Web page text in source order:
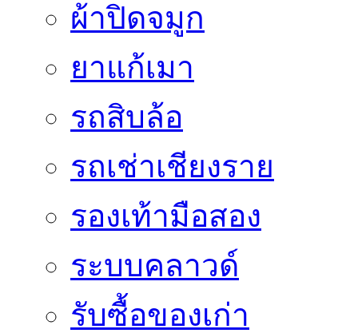
ผ้าปิดจมูก
ยาแก้เมา
รถสิบล้อ
รถเช่าเชียงราย
รองเท้ามือสอง
ระบบคลาวด์
รับซื้อของเก่า